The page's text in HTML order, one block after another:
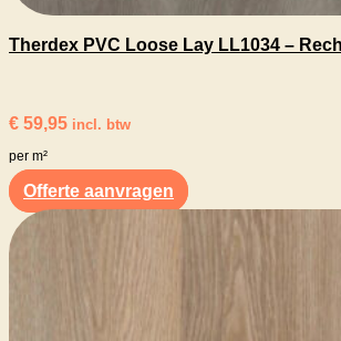
Therdex PVC Loose Lay LL1034 –
€ 59,95 incl. btw
per m²
Offerte aanvragen